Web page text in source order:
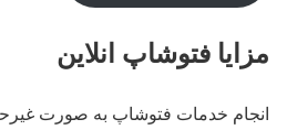
مزایا فتوشاپ انلاین
انجام خدمات فتوشاپ به صورت